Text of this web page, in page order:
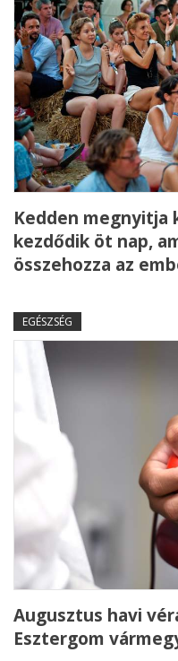
Kedden megnyitja
kezdődik öt nap,
összehozza az
EGÉSZSÉG
Augusztus havi
Esztergom